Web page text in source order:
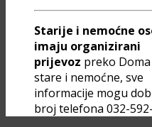
Starije i nemoćne
imaju organizirani
prijevoz preko Doma
stare i nemoćne, sve
informacije mogu
broj telefona 032-